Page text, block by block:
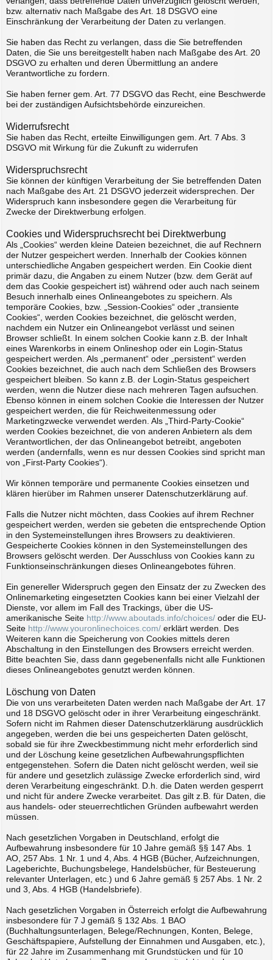
bzw. alternativ nach Maßgabe des Art. 18 DSGVO eine
Einschränkung der Verarbeitung der Daten zu verlangen.
Sie haben das Recht zu verlangen, dass die Sie betreffenden
Daten, die Sie uns bereitgestellt haben nach Maßgabe des Art. 20
DSGVO zu erhalten und deren Übermittlung an andere
Verantwortliche zu fordern.
Sie haben ferner gem. Art. 77 DSGVO das Recht, eine Beschwerde
bei der zuständigen Aufsichtsbehörde einzureichen.
Widerrufsrecht
Sie haben das Recht, erteilte Einwilligungen gem. Art. 7 Abs. 3
DSGVO mit Wirkung für die Zukunft zu widerrufen
Widerspruchsrecht
Sie können der künftigen Verarbeitung der Sie betreffenden Daten
nach Maßgabe des Art. 21 DSGVO jederzeit widersprechen. Der
Widerspruch kann insbesondere gegen die Verarbeitung für
Zwecke der Direktwerbung erfolgen.
Cookies und Widerspruchsrecht bei Direktwerbung
Als „Cookies“ werden kleine Dateien bezeichnet, die auf Rechnern
der Nutzer gespeichert werden. Innerhalb der Cookies können
unterschiedliche Angaben gespeichert werden. Ein Cookie dient
primär dazu, die Angaben zu einem Nutzer (bzw. dem Gerät auf
dem das Cookie gespeichert ist) während oder auch nach seinem
Besuch innerhalb eines Onlineangebotes zu speichern. Als
temporäre Cookies, bzw. „Session-Cookies“ oder „transiente
Cookies“, werden Cookies bezeichnet, die gelöscht werden,
nachdem ein Nutzer ein Onlineangebot verlässt und seinen
Browser schließt. In einem solchen Cookie kann z.B. der Inhalt
eines Warenkorbs in einem Onlineshop oder ein Login-Status
gespeichert werden. Als „permanent“ oder „persistent“ werden
Cookies bezeichnet, die auch nach dem Schließen des Browsers
gespeichert bleiben. So kann z.B. der Login-Status gespeichert
werden, wenn die Nutzer diese nach mehreren Tagen aufsuchen.
Ebenso können in einem solchen Cookie die Interessen der Nutzer
gespeichert werden, die für Reichweitenmessung oder
Marketingzwecke verwendet werden. Als „Third-Party-Cookie“
werden Cookies bezeichnet, die von anderen Anbietern als dem
Verantwortlichen, der das Onlineangebot betreibt, angeboten
werden (andernfalls, wenn es nur dessen Cookies sind spricht man
von „First-Party Cookies“).
Wir können temporäre und permanente Cookies einsetzen und
klären hierüber im Rahmen unserer Datenschutzerklärung auf.
Falls die Nutzer nicht möchten, dass Cookies auf ihrem Rechner
gespeichert werden, werden sie gebeten die entsprechende Option
in den Systemeinstellungen ihres Browsers zu deaktivieren.
Gespeicherte Cookies können in den Systemeinstellungen des
Browsers gelöscht werden. Der Ausschluss von Cookies kann zu
Funktionseinschränkungen dieses Onlineangebotes führen.
Ein genereller Widerspruch gegen den Einsatz der zu Zwecken des
Onlinemarketing eingesetzten Cookies kann bei einer Vielzahl der
Dienste, vor allem im Fall des Trackings, über die US-
amerikanische Seite http://www.aboutads.info/choices/ oder die EU-
Seite http://www.youronlinechoices.com/ erklärt werden. Des
Weiteren kann die Speicherung von Cookies mittels deren
Abschaltung in den Einstellungen des Browsers erreicht werden.
Bitte beachten Sie, dass dann gegebenenfalls nicht alle Funktionen
dieses Onlineangebotes genutzt werden können.
Löschung von Daten
Die von uns verarbeiteten Daten werden nach Maßgabe der Art. 17
und 18 DSGVO gelöscht oder in ihrer Verarbeitung eingeschränkt.
Sofern nicht im Rahmen dieser Datenschutzerklärung ausdrücklich
angegeben, werden die bei uns gespeicherten Daten gelöscht,
sobald sie für ihre Zweckbestimmung nicht mehr erforderlich sind
und der Löschung keine gesetzlichen Aufbewahrungspflichten
entgegenstehen. Sofern die Daten nicht gelöscht werden, weil sie
für andere und gesetzlich zulässige Zwecke erforderlich sind, wird
deren Verarbeitung eingeschränkt. D.h. die Daten werden gesperrt
und nicht für andere Zwecke verarbeitet. Das gilt z.B. für Daten, die
aus handels- oder steuerrechtlichen Gründen aufbewahrt werden
müssen.
Nach gesetzlichen Vorgaben in Deutschland, erfolgt die
Aufbewahrung insbesondere für 10 Jahre gemäß §§ 147 Abs. 1
AO, 257 Abs. 1 Nr. 1 und 4, Abs. 4 HGB (Bücher, Aufzeichnungen,
Lageberichte, Buchungsbelege, Handelsbücher, für Besteuerung
relevanter Unterlagen, etc.) und 6 Jahre gemäß § 257 Abs. 1 Nr. 2
und 3, Abs. 4 HGB (Handelsbriefe).
Nach gesetzlichen Vorgaben in Österreich erfolgt die Aufbewahrung
insbesondere für 7 J gemäß § 132 Abs. 1 BAO
(Buchhaltungsunterlagen, Belege/Rechnungen, Konten, Belege,
Geschäftspapiere, Aufstellung der Einnahmen und Ausgaben, etc.),
für 22 Jahre im Zusammenhang mit Grundstücken und für 10